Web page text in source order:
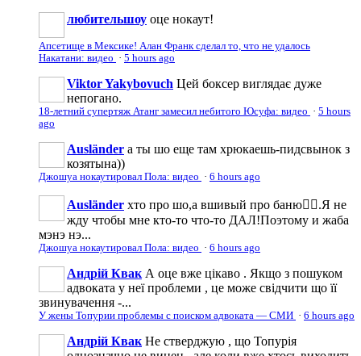
любительшоу оце нокаут!
Апсетище в Мексике! Алан Франк сделал то, что не удалось
Накатани: видео · 5 hours ago
Viktor Yakybovuch Цей боксер виглядає дуже
непогано.
18-летний супертяж Атанг замесил небитого Юсуфа: видео · 5 hours
ago
Ausländer а ты шо еще там хрюкаешь-пидсвынок з
козятына))
Джошуа нокаутировал Пола: видео · 6 hours ago
Ausländer хто про шо,а вшивый про баню🤦‍♂️.Я не
жду чтобы мне кто-то что-то ДАЛ!Поэтому и жаба
мэнэ нэ...
Джошуа нокаутировал Пола: видео · 6 hours ago
Андрій Квак А оце вже цікаво . Якщо з пошуком
адвоката у неї проблеми , це може свідчити що її
звинувачення -...
У жены Топурии проблемы с поиском адвоката — СМИ · 6 hours ago
Андрій Квак Не стверджую , що Топурія